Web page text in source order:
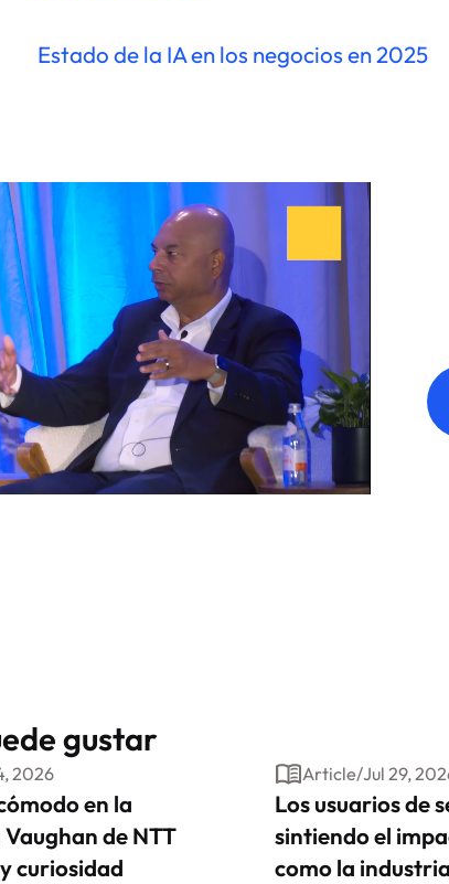
Estado de la IA en los negocios en 2025
gustar
2026
en la
de NTT
curiosidad
Article/Jul 29,
Los usuarios de
sintiendo el
como la